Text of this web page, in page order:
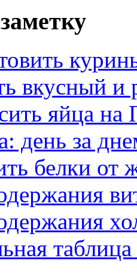
вкусный и
яйца на
день за
белки от